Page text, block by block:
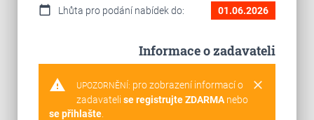
calendar_today Lhůta pro podání nabídek do: 01.06.2026
Informace o zadavateli
warning clear
UPOZORNĚNÍ: pro zobrazení informací o
zadavateli se registrujte ZDARMAnebo
se přihlašte.